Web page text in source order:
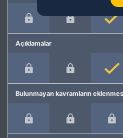
Açıklamalar
Bulunmayan kavramların